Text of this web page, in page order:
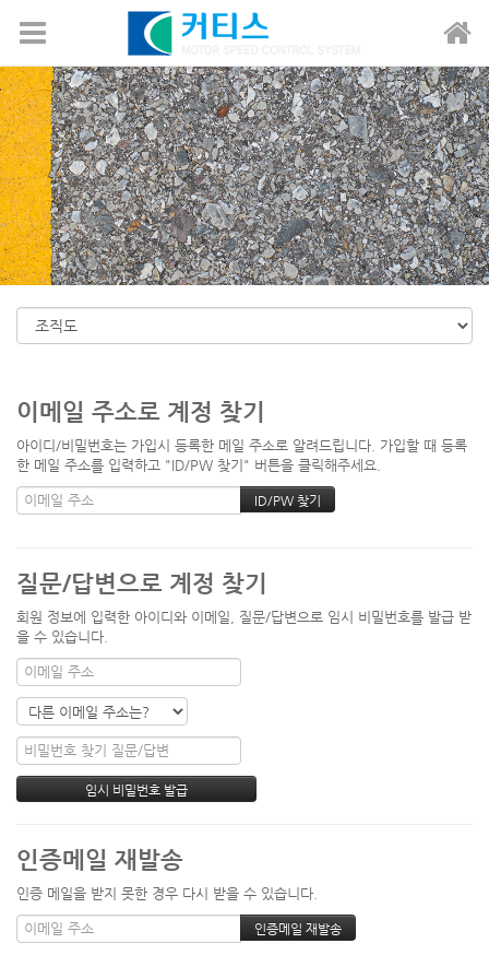
메뉴 건너뛰기
이메일 주소로 계정 찾기
아이디/비밀번호는 가입시 등록한 메일 주소로 알려드립니다. 가입할 때 등록
한 메일 주소를 입력하고 "ID/PW 찾기" 버튼을 클릭해주세요.
질문/답변으로 계정 찾기
회원 정보에 입력한 아이디와 이메일, 질문/답변으로 임시 비밀번호를 발급 받
을 수 있습니다.
인증메일 재발송
인증 메일을 받지 못한 경우 다시 받을 수 있습니다.